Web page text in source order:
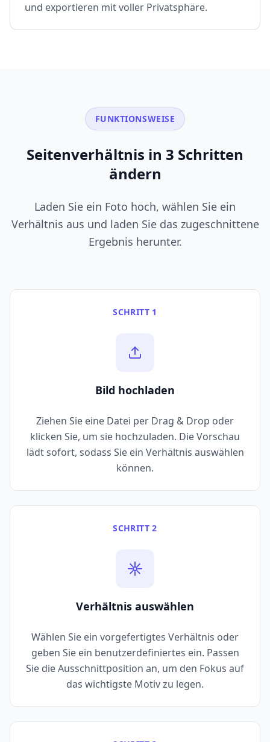
und exportieren mit voller Privatsphäre.
FUNKTIONSWEISE
Seitenverhältnis in 3 Schritten
ändern
Laden Sie ein Foto hoch, wählen Sie ein
Verhältnis aus und laden Sie das zugeschnittene
Ergebnis herunter.
SCHRITT 1
Bild hochladen
Ziehen Sie eine Datei per Drag & Drop oder
klicken Sie, um sie hochzuladen. Die Vorschau
lädt sofort, sodass Sie ein Verhältnis auswählen
können.
SCHRITT 2
Verhältnis auswählen
Wählen Sie ein vorgefertigtes Verhältnis oder
geben Sie ein benutzerdefiniertes ein. Passen
Sie die Ausschnittposition an, um den Fokus auf
das wichtigste Motiv zu legen.